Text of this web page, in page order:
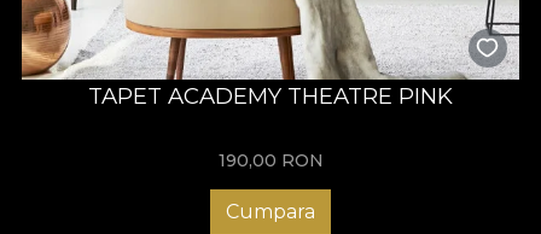
TAPET ACADEMY THEATRE PINK
190,00 RON
Cumpara